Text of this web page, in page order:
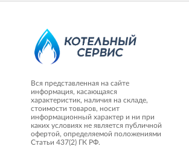
Вся представленная на сайте
информация, касающаяся
характеристик, наличия на складе,
стоимости товаров, носит
информационный характер и ни при
каких условиях не является публичной
офертой, определяемой положениями
Статьи 437(2) ГК РФ.